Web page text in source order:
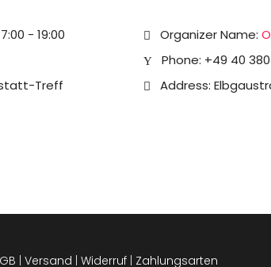
- 19:00
Treff
Organizer Name:
Phone: +49 40
Address:
Versand Widerruf Zahlungsarten